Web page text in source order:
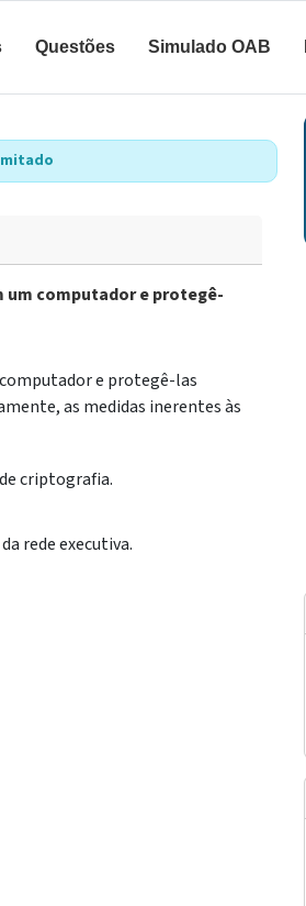
Questões Simulado OAB
um computador e protegê-
e protegê-las
as medidas inerentes às
criptografia.
rede executiva.